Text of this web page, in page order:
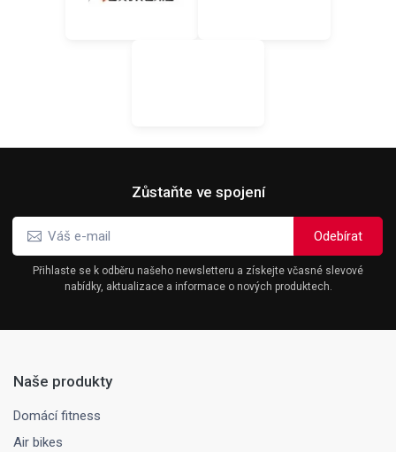
Zůstaňte ve spojení
Přihlaste se k odběru našeho newsletteru a získejte včasné slevové
nabídky, aktualizace a informace o nových produktech.
Naše produkty
Domácí fitness
Air bikes